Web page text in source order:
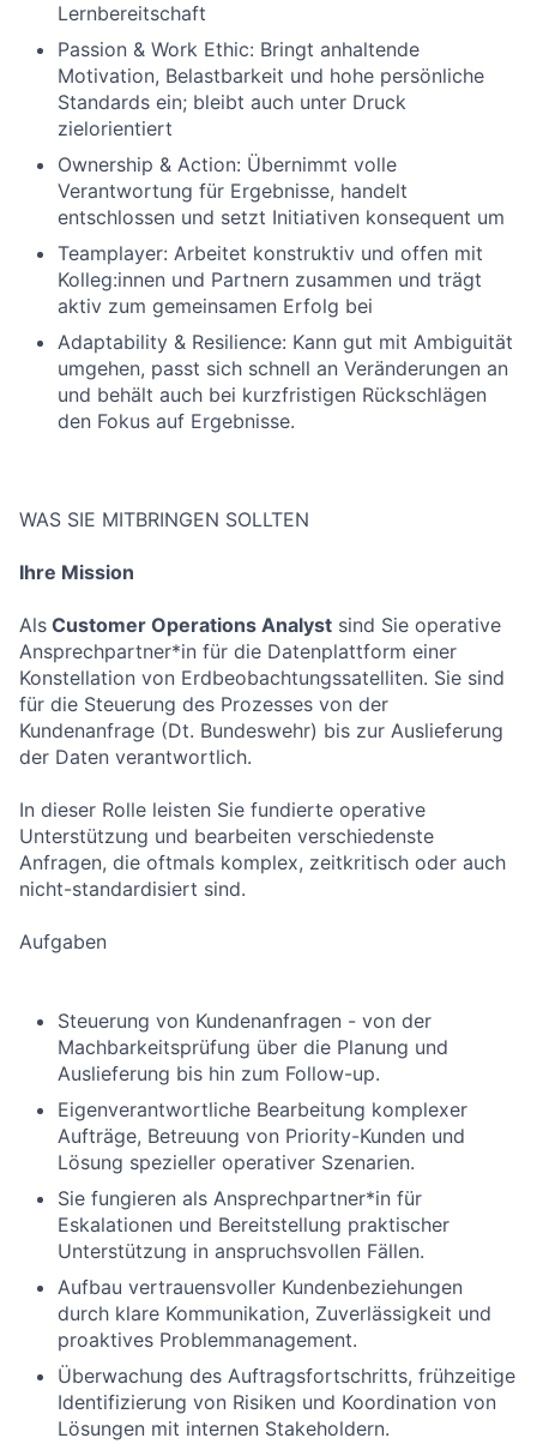
Lernbereitschaft
Passion & Work Ethic: Bringt anhaltende
Motivation, Belastbarkeit und hohe persönliche
Standards ein; bleibt auch unter Druck
zielorientiert
Ownership & Action: Übernimmt volle
Verantwortung für Ergebnisse, handelt
entschlossen und setzt Initiativen konsequent um
Teamplayer: Arbeitet konstruktiv und offen mit
Kolleg:innen und Partnern zusammen und trägt
aktiv zum gemeinsamen Erfolg bei
Adaptability & Resilience: Kann gut mit Ambiguität
umgehen, passt sich schnell an Veränderungen an
und behält auch bei kurzfristigen Rückschlägen
den Fokus auf Ergebnisse.
WAS SIE MITBRINGEN SOLLTEN
Ihre Mission
Als Customer Operations Analyst sind Sie operative
Ansprechpartner*in für die Datenplattform einer
Konstellation von Erdbeobachtungssatelliten. Sie sind
für die Steuerung des Prozesses von der
Kundenanfrage (Dt. Bundeswehr) bis zur Auslieferung
der Daten verantwortlich.
In dieser Rolle leisten Sie fundierte operative
Unterstützung und bearbeiten verschiedenste
Anfragen, die oftmals komplex, zeitkritisch oder auch
nicht-standardisiert sind.
Aufgaben
Steuerung von Kundenanfragen - von der
Machbarkeitsprüfung über die Planung und
Auslieferung bis hin zum Follow-up.
Eigenverantwortliche Bearbeitung komplexer
Aufträge, Betreuung von Priority-Kunden und
Lösung spezieller operativer Szenarien.
Sie fungieren als Ansprechpartner*in für
Eskalationen und Bereitstellung praktischer
Unterstützung in anspruchsvollen Fällen.
Aufbau vertrauensvoller Kundenbeziehungen
durch klare Kommunikation, Zuverlässigkeit und
proaktives Problemmanagement.
Überwachung des Auftragsfortschritts, frühzeitige
Identifizierung von Risiken und Koordination von
Lösungen mit internen Stakeholdern.